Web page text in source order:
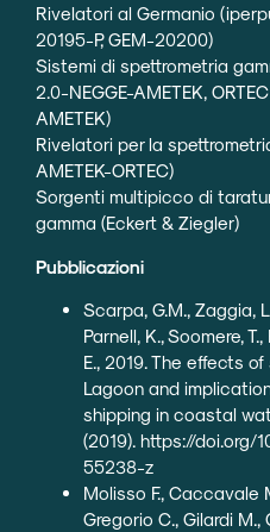
Rivelatori al Germanio
20195-P, GEM-20200)
Sistemi di spettrometria
2.0-NEGGE-AMETEK,
AMETEK)
Rivelatori per la
AMETEK-ORTEC)
Sorgenti multipicco di
gamma (Eckert & Ziegler)
Pubblicazioni
Scarpa, G.M., Zaggia,
Parnell, K., Soomere,
E., 2019. The effects
Lagoon and
shipping in coastal
(2019). https://doi.org/
55238-z
Molisso F., Caccavale
Gregorio C., Gilardi M.,